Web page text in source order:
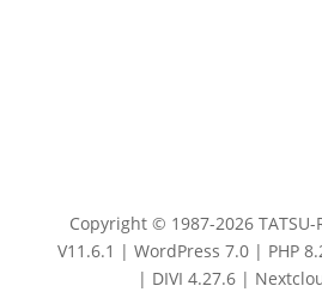
Copyright © 1987-2026 TATSU-
V11.6.1 | WordPress 7.0 | PHP
| DIVI 4.27.6 |